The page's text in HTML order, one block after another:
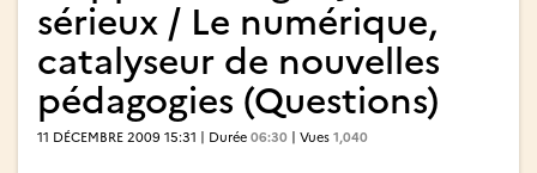
sérieux / Le numérique,
catalyseur de nouvelles
pédagogies (Questions)
11 DÉCEMBRE 2009 15:31 | Durée 06:30 | Vues 1,040